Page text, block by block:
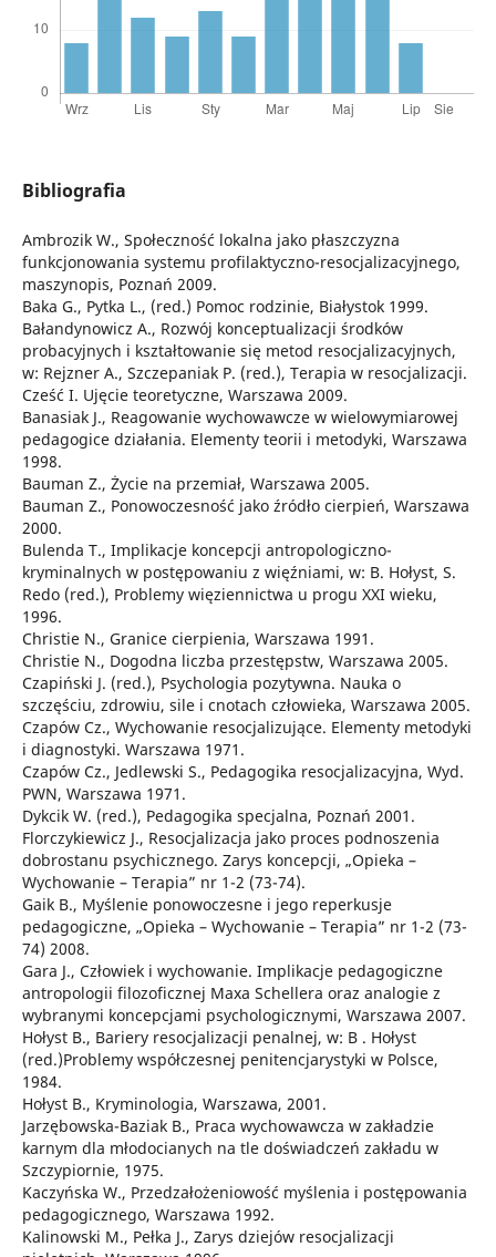
Bibliografia
Ambrozik W., Społeczność lokalna jako płaszczyzna
funkcjonowania systemu profilaktyczno-resocjalizacyjnego,
maszynopis, Poznań 2009.
Baka G., Pytka L., (red.) Pomoc rodzinie, Białystok 1999.
Bałandynowicz A., Rozwój konceptualizacji środków
probacyjnych i kształtowanie się metod resocjalizacyjnych,
w: Rejzner A., Szczepaniak P. (red.), Terapia w resocjalizacji.
Cześć I. Ujęcie teoretyczne, Warszawa 2009.
Banasiak J., Reagowanie wychowawcze w wielowymiarowej
pedagogice działania. Elementy teorii i metodyki, Warszawa
1998.
Bauman Z., Życie na przemiał, Warszawa 2005.
Bauman Z., Ponowoczesność jako źródło cierpień, Warszawa
2000.
Bulenda T., Implikacje koncepcji antropologiczno-
kryminalnych w postępowaniu z więźniami, w: B. Hołyst, S.
Redo (red.), Problemy więziennictwa u progu XXI wieku,
1996.
Christie N., Granice cierpienia, Warszawa 1991.
Christie N., Dogodna liczba przestępstw, Warszawa 2005.
Czapiński J. (red.), Psychologia pozytywna. Nauka o
szczęściu, zdrowiu, sile i cnotach człowieka, Warszawa 2005.
Czapów Cz., Wychowanie resocjalizujące. Elementy metodyki
i diagnostyki. Warszawa 1971.
Czapów Cz., Jedlewski S., Pedagogika resocjalizacyjna, Wyd.
PWN, Warszawa 1971.
Dykcik W. (red.), Pedagogika specjalna, Poznań 2001.
Florczykiewicz J., Resocjalizacja jako proces podnoszenia
dobrostanu psychicznego. Zarys koncepcji, „Opieka –
Wychowanie – Terapia” nr 1-2 (73-74).
Gaik B., Myślenie ponowoczesne i jego reperkusje
pedagogiczne, „Opieka – Wychowanie – Terapia” nr 1-2 (73-
74) 2008.
Gara J., Człowiek i wychowanie. Implikacje pedagogiczne
antropologii filozoficznej Maxa Schellera oraz analogie z
wybranymi koncepcjami psychologicznymi, Warszawa 2007.
Hołyst B., Bariery resocjalizacji penalnej, w: B . Hołyst
(red.)Problemy współczesnej penitencjarystyki w Polsce,
1984.
Hołyst B., Kryminologia, Warszawa, 2001.
Jarzębowska-Baziak B., Praca wychowawcza w zakładzie
karnym dla młodocianych na tle doświadczeń zakładu w
Szczypiornie, 1975.
Kaczyńska W., Przedzałożeniowość myślenia i postępowania
pedagogicznego, Warszawa 1992.
Kalinowski M., Pełka J., Zarys dziejów resocjalizacji